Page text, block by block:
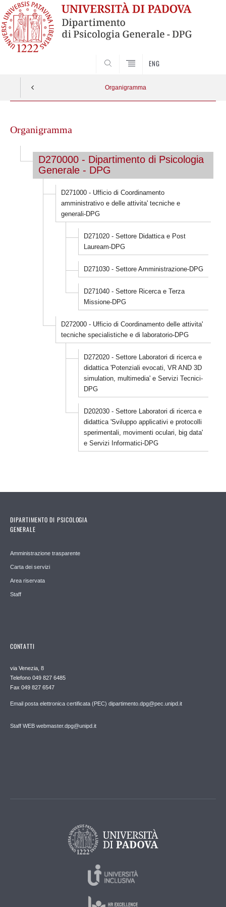
ENG
Organigramma
contenuto
Organigramma
D270000 - Dipartimento di Psicologia
Generale - DPG
D271000 - Ufficio di Coordinamento
amministrativo e delle attivita' tecniche e
generali-DPG
D271020 - Settore Didattica e Post
Lauream-DPG
D271030 - Settore Amministrazione-DPG
D271040 - Settore Ricerca e Terza
Missione-DPG
D272000 - Ufficio di Coordinamento delle attivita'
tecniche specialistiche e di laboratorio-DPG
D272020 - Settore Laboratori di ricerca e
didattica 'Potenziali evocati, VR AND 3D
simulation, multimedia' e Servizi Tecnici-
DPG
D202030 - Settore Laboratori di ricerca e
didattica 'Sviluppo applicativi e protocolli
sperimentali, movimenti oculari, big data'
e Servizi Informatici-DPG
DIPARTIMENTO DI PSICOLOGIA
GENERALE
Amministrazione trasparente
Carta dei servizi
Area riservata
Staff
CONTATTI
via Venezia, 8
Telefono 049 827 6485
Fax 049 827 6547
Email posta elettronica certificata (PEC) dipartimento.dpg@pec.unipd.it
Staff WEB webmaster.dpg@unipd.it